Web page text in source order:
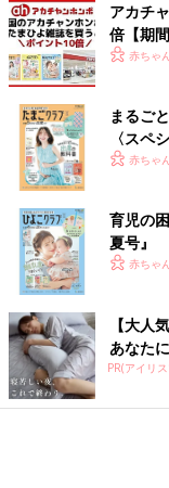
アカチ
倍【期間
赤ちゃ
まるご
〈スペ
赤ちゃ
育児の
夏号』
いっぱ
赤ちゃ
【大人
あなたに
PR(アイリ